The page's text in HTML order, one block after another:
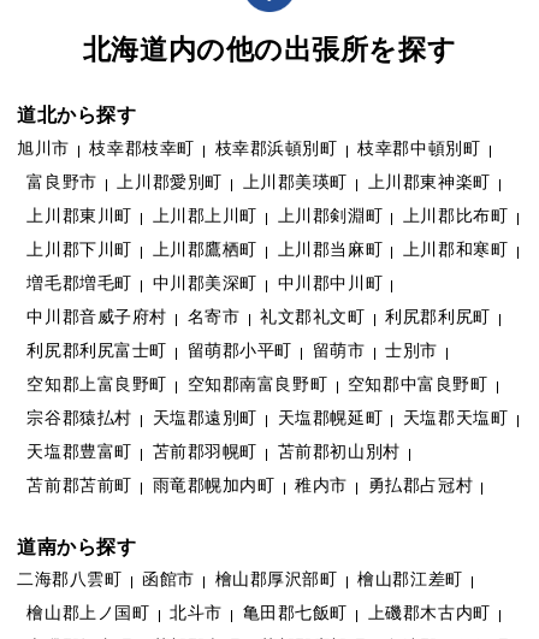
北海道内の他の出張所を探す
道北から探す
旭川市 枝幸郡枝幸町 枝幸郡浜頓別町
枝幸郡中頓別町
富良野市
上川郡愛別町 上川郡美瑛町
上川郡東神楽町
上川郡東川町
上川郡上川町 上川郡剣淵町
上川郡比布町
上川郡下川町
上川郡鷹栖町 上川郡当麻町
上川郡和寒町
増毛郡増毛町
中川郡美深町
中川郡中川町
中川郡音威子府村
名寄市 礼文郡礼文町
利尻郡利尻町
利尻郡利尻富士町
留萌郡小平町 留萌市
士別市
空知郡上富良野町
空知郡南富良野町
空知郡中富良野町
宗谷郡猿払村
天塩郡遠別町 天塩郡幌延町
天塩郡天塩町
天塩郡豊富町
苫前郡羽幌町
苫前郡初山別村
苫前郡苫前町
雨竜郡幌加内町 稚内市 勇払郡占冠村
道南から探す
二海郡八雲町 函館市 檜山郡厚沢部町
檜山郡江差町
檜山郡上ノ国町
北斗市 亀田郡七飯町
上磯郡木古内町